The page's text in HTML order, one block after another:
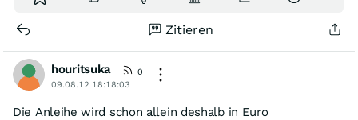
Zitieren
houritsuka
0
09.08.12 18:18:03
Die Anleihe wird schon allein deshalb in Euro